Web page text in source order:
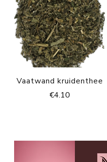
Vaatwand kruidenthee
€4.10